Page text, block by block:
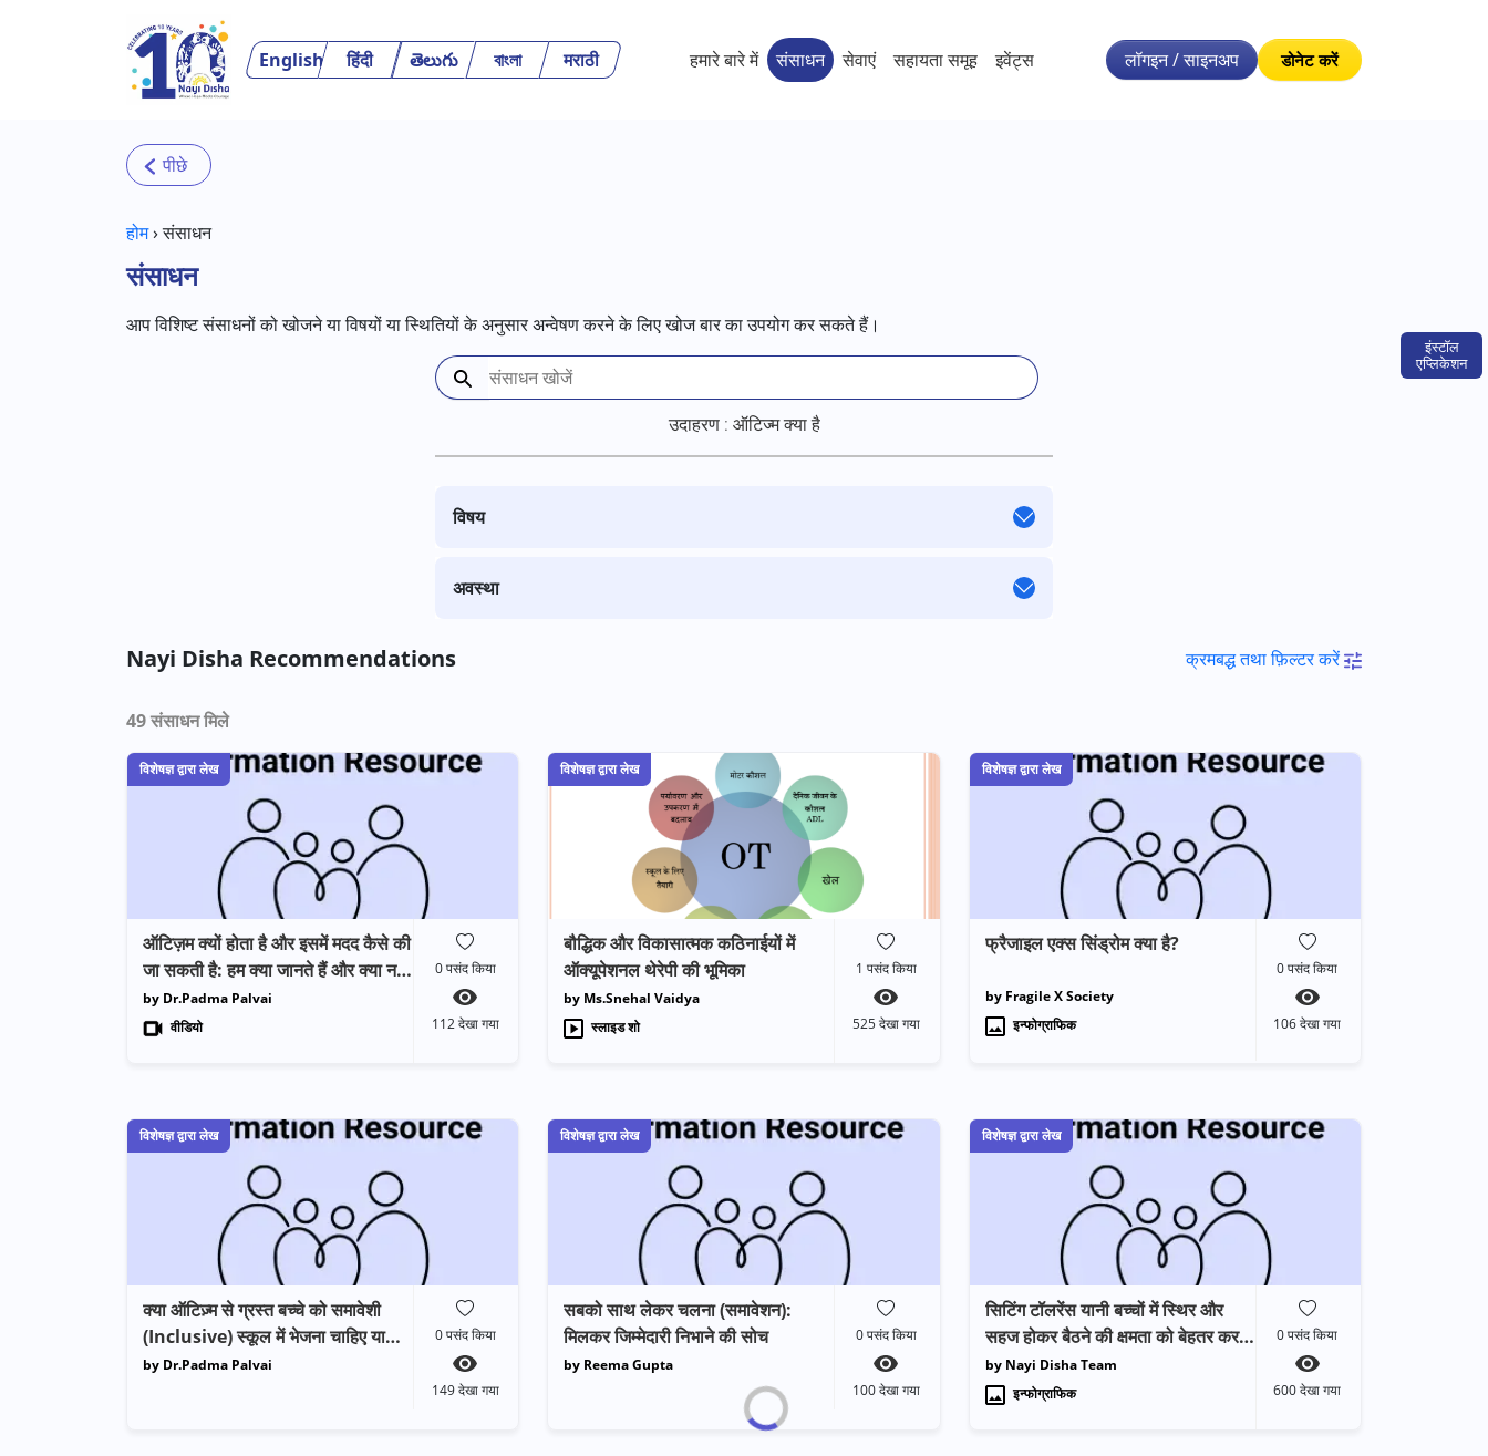
इंस्टॉल
एप्लिकेशन
English हिंदी తెలుగు বাংলা मराठी हमारे बारे में संसाधन सेवाएं सहायता समूह इवेंट्स लॉगइन / साइनअप डोनेट करें
होम›संसाधन
संसाधन
आप विशिष्ट संसाधनों को खोजने या विषयों या स्थितियों के अनुसार अन्वेषण करने के लिए खोज बार का उपयोग कर सकते हैं।
उदाहरण : ऑटिज्म क्या है
विषय
अवस्था
Nayi Disha Recommendations क्रमबद्ध तथा फ़िल्टर करें
49संसाधन मिले
विशेषज्ञ द्वारा लेख
ऑटिज़म क्यों होता है और इसमें मदद कैसे की
जा सकती है: हम क्या जानते हैं और क्या नहीं
जानते?
by Dr.Padma Palvai
वीडियो
0पसंद किया
112देखा गया
विशेषज्ञ द्वारा लेख
बौद्धिक और विकासात्मक कठिनाईयों में
ऑक्यूपेशनल थेरेपी की भूमिका
by Ms.Snehal Vaidya
स्लाइड शो
1 पसंद किया
525देखा गया
विशेषज्ञ द्वारा लेख
फ्रैजाइल एक्स सिंड्रोम क्या है?
by Fragile X Society
इन्फोग्राफिक
0पसंद किया
106देखा गया
विशेषज्ञ द्वारा लेख
क्या ऑटिज़्म से ग्रस्त बच्चे को समावेशी
(Inclusive) स्कूल में भेजना चाहिए या
विशेष (Special) स्कूल में?
by Dr.Padma Palvai
0पसंद किया
149देखा गया
विशेषज्ञ द्वारा लेख
सबको साथ लेकर चलना (समावेशन):
मिलकर जिम्मेदारी निभाने की सोच
by Reema Gupta
0पसंद किया
100देखा गया
विशेषज्ञ द्वारा लेख
सिटिंग टॉलरेंस यानी बच्चों में स्थिर और
सहज होकर बैठने की क्षमता को बेहतर करने
के उपाय
by Nayi Disha Team
इन्फोग्राफिक
0पसंद किया
600देखा गया